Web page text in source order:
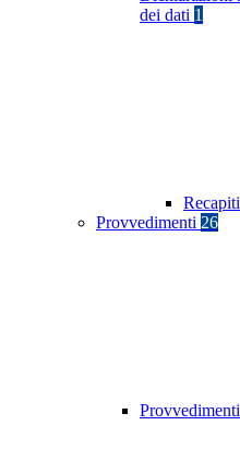
dei dati 1
Provvedimenti 26